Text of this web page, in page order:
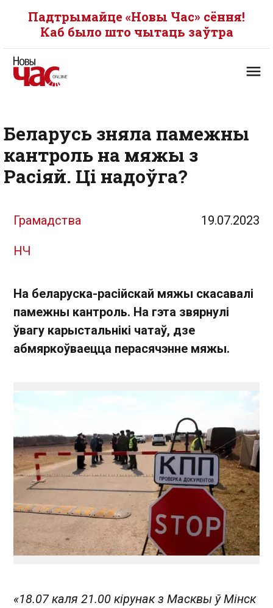
Падтрымайце «Новы Час» сёння!
Каб было што чытаць заўтра
Беларусь зняла памежны
кантроль на мяжы з
Расіяй. Ці надоўга?
Грамадства 19.07.2023
НЧ
На беларуска-расійскай мяжы скасавалі
памежны кантроль. На гэта звярнулі
ўвагу карыстальнікі чатаў, дзе
абмяркоўваецца перасячэнне мяжы.
«18.07 каля 21.00 кірунак з Масквы ў Мінск